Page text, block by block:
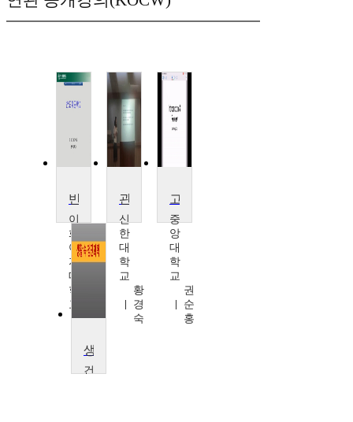
이
화
여
자
대
학
교
신
순
신
한
대
학
교
황
경
숙
중
앙
대
학
교
권
순
홍
건